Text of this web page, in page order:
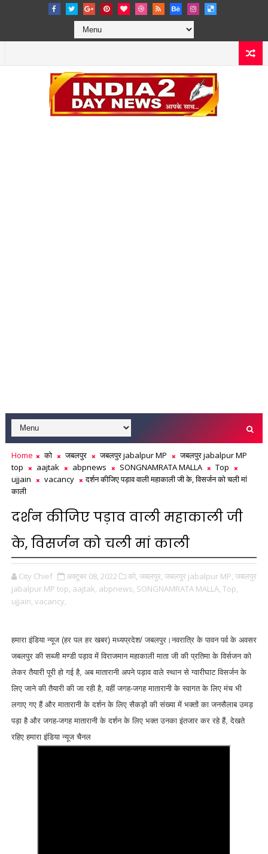
Home को जबलपुर जबलपुर jabalpur MP
जबलपुर jabalpur MP
top
aajtak abpnews SONGNAMRATA MALLA
Top
ujjain
vacancy
दर्शन कीजिए पड़ाव वाली महाकाली जी के, विसर्जन को चली मां
काली
दर्शन कीजिए पड़ाव वाली महाकाली जी
के, विसर्जन को चली मां काली
City Chief अक्टूबर 08, 2022 को, जबलपुर, जबलपुर jabalpur MP, जबलपुर
jabalpur MP top, aajtak, abpnews, SONGNAMRATA MALLA, Top,
ujjain, vacancy,
हमारा इंडिया न्यूज (हर पल हर खबर) मध्यप्रदेश/ जबलपुर।नवरात्रि के पावन पर्व के अवसर
जबलपुर की सब्जी मण्डी पड़ाव में विराजमान महाकाली माता जी की प्रतिमा के विर्सजन को
लेकर तैयारी पूरी हो गई है, अब मातारानी अपने पड़ाव वाले स्थान से ग्वारीघाट विसर्जन के
लिए जाने की तैयारी की जा रही है, वहीं जगह-जगह मातारानी के स्वागत के लिए मंच भी
लगाए गए हैं और मातारानी के दर्शन के लिए सैकड़ों की संख्या में भक्तों का जनसैलाब उमड़
पड़ा है और जगह-जगह मातारानी के दर्शन के लिए भक्त उनका इंतजार कर रहे हैं, देखते
रहिए हमारा इंडिया न्यूज चैनल